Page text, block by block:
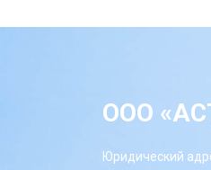
ООО
Юридический